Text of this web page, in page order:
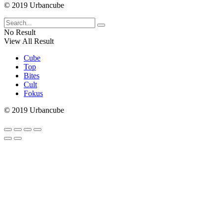
© 2019 Urbancube
No Result
View All Result
Cube
Top
Bites
Cult
Fokus
© 2019 Urbancube